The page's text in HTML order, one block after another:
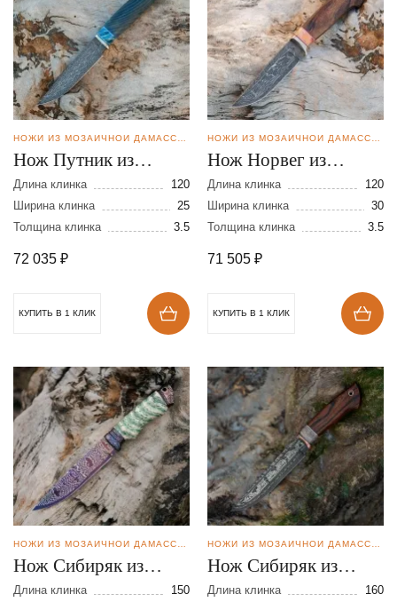
Нож Путник из
мозаичной дамасской
стали
Длина клинка
120
Ширина клинка
25
Толщина клинка
3.5
72 035 ₽
КУПИТЬ В 1 КЛИК
Нож Норвег из
мозаичной дамасской
стали
Длина клинка
120
Ширина клинка
30
Толщина клинка
3.5
71 505 ₽
КУПИТЬ В 1 КЛИК
Нож Сибиряк из
мозаичной дамасской
Длина клинка
150
Нож Сибиряк из
мозаичной дамасской
Длина клинка
160